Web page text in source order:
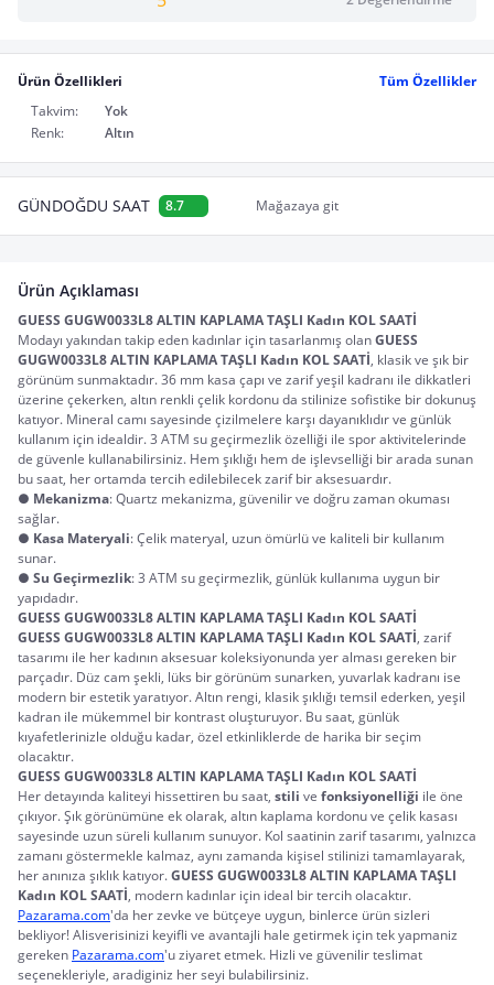
Ürün Özellikleri
Tüm Özellikler
Takvim:
Yok
Renk:
Altın
GÜNDOĞDU SAAT 8.7 Mağazaya git
Ürün Açıklaması
GUESS GUGW0033L8 ALTIN KAPLAMA TAŞLI Kadın KOL SAATİ
Modayı yakından takip eden kadınlar için tasarlanmış olan GUESS
GUGW0033L8 ALTIN KAPLAMA TAŞLI Kadın KOL SAATİ, klasik ve şık bir
görünüm sunmaktadır. 36 mm kasa çapı ve zarif yeşil kadranı ile dikkatleri
üzerine çekerken, altın renkli çelik kordonu da stilinize sofistike bir dokunuş
katıyor. Mineral camı sayesinde çizilmelere karşı dayanıklıdır ve günlük
kullanım için idealdir. 3 ATM su geçirmezlik özelliği ile spor aktivitelerinde
de güvenle kullanabilirsiniz. Hem şıklığı hem de işlevselliği bir arada sunan
bu saat, her ortamda tercih edilebilecek zarif bir aksesuardır.
● Mekanizma: Quartz mekanizma, güvenilir ve doğru zaman okuması
sağlar.
● Kasa Materyali: Çelik materyal, uzun ömürlü ve kaliteli bir kullanım
sunar.
● Su Geçirmezlik: 3 ATM su geçirmezlik, günlük kullanıma uygun bir
yapıdadır.
GUESS GUGW0033L8 ALTIN KAPLAMA TAŞLI Kadın KOL SAATİ
GUESS GUGW0033L8 ALTIN KAPLAMA TAŞLI Kadın KOL SAATİ, zarif
tasarımı ile her kadının aksesuar koleksiyonunda yer alması gereken bir
parçadır. Düz cam şekli, lüks bir görünüm sunarken, yuvarlak kadranı ise
modern bir estetik yaratıyor. Altın rengi, klasik şıklığı temsil ederken, yeşil
kadran ile mükemmel bir kontrast oluşturuyor. Bu saat, günlük
kıyafetlerinizle olduğu kadar, özel etkinliklerde de harika bir seçim
olacaktır.
GUESS GUGW0033L8 ALTIN KAPLAMA TAŞLI Kadın KOL SAATİ
Her detayında kaliteyi hissettiren bu saat, stili ve fonksiyonelliği ile öne
çıkıyor. Şık görünümüne ek olarak, altın kaplama kordonu ve çelik kasası
sayesinde uzun süreli kullanım sunuyor. Kol saatinin zarif tasarımı, yalnızca
zamanı göstermekle kalmaz, aynı zamanda kişisel stilinizi tamamlayarak,
her anınıza şıklık katıyor. GUESS GUGW0033L8 ALTIN KAPLAMA TAŞLI
Kadın KOL SAATİ, modern kadınlar için ideal bir tercih olacaktır.
Pazarama.com'da her zevke ve bütçeye uygun, binlerce ürün sizleri
bekliyor! Alisverisinizi keyifli ve avantajli hale getirmek için tek yapmaniz
gereken Pazarama.com'u ziyaret etmek. Hizli ve güvenilir teslimat
seçenekleriyle, aradiginiz her seyi bulabilirsiniz.